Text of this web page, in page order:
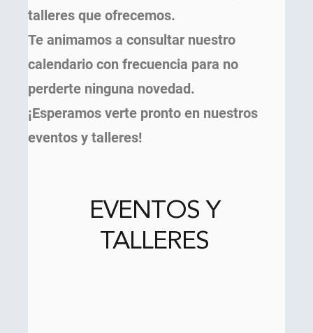
EVENTOS Y
TALLERES
talleres que ofrecemos.
Te animamos a consultar nuestro
calendario con frecuencia para no
perderte ninguna novedad.
¡Esperamos verte pronto en nuestros
eventos y talleres!